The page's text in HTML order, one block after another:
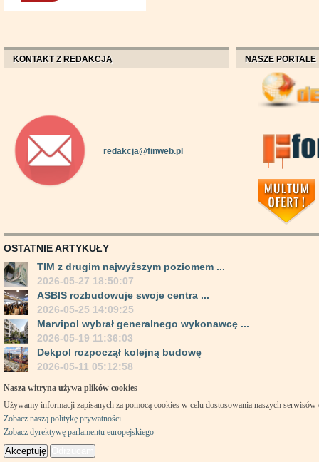
KONTAKT Z REDAKCJĄ
redakcja@finweb.pl
NASZE PORTALE
OSTATNIE ARTYKUŁY
TIM z drugim najwyższym poziomem ...
2026-05-27 18:50:07
ASBIS rozbudowuje swoje centra ...
2026-05-25 14:09:25
Marvipol wybrał generalnego wykonawcę ...
2026-05-19 11:36:03
Dekpol rozpoczął kolejną budowę
2026-05-11 05:12:58
Nasza witryna używa plików cookies
Używamy informacji zapisanych za pomocą cookies w celu dostosowania naszych
Zobacz naszą politykę prywatności
Zobacz dyrektywę parlamentu europejskiego
Akceptuję